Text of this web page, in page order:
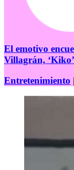
El emotivo
Villagrán, ‘Kiko’
Entretenimiento